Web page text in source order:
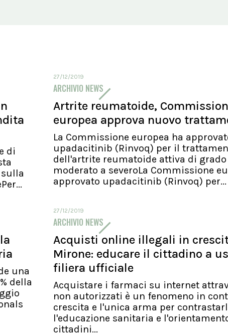
di
27/12/2019
ARCHIVIO NEWS
Artrite reumatoide,
europea approva nuovo
La Commissione europea ha
upadacitinib (Rinvoq) per il
dell'artrite reumatoide attiva di grado
moderato a severoLa Commissione
approvato upadacitinib (Rinvoq) per...
una
della
27/12/2019
ARCHIVIO NEWS
Acquisti online illegali in
Mirone: educare il cittadino a
filiera ufficiale
Acquistare i farmaci su internet
non autorizzati è un fenomeno in
crescita e l'unica arma per
l'educazione sanitaria e
cittadini...